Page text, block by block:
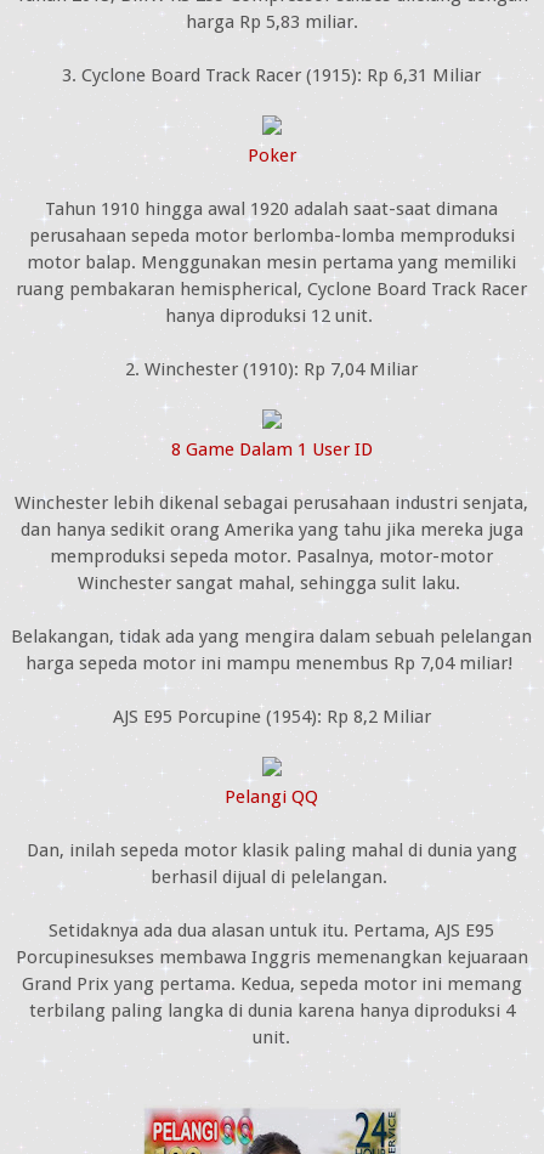
harga Rp 5,83 miliar.
3. Cyclone Board Track Racer (1915): Rp 6,31 Miliar
Poker
Tahun 1910 hingga awal 1920 adalah saat-saat dimana
perusahaan sepeda motor berlomba-lomba memproduksi
motor balap. Menggunakan mesin pertama yang memiliki
ruang pembakaran hemispherical, Cyclone Board Track Racer
hanya diproduksi 12 unit.
2. Winchester (1910): Rp 7,04 Miliar
8 Game Dalam 1 User ID
Winchester lebih dikenal sebagai perusahaan industri senjata,
dan hanya sedikit orang Amerika yang tahu jika mereka juga
memproduksi sepeda motor. Pasalnya, motor-motor
Winchester sangat mahal, sehingga sulit laku.
Belakangan, tidak ada yang mengira dalam sebuah pelelangan
harga sepeda motor ini mampu menembus Rp 7,04 miliar!
AJS E95 Porcupine (1954): Rp 8,2 Miliar
Pelangi QQ
Dan, inilah sepeda motor klasik paling mahal di dunia yang
berhasil dijual di pelelangan.
Setidaknya ada dua alasan untuk itu. Pertama, AJS E95
Porcupinesukses membawa Inggris memenangkan kejuaraan
Grand Prix yang pertama. Kedua, sepeda motor ini memang
terbilang paling langka di dunia karena hanya diproduksi 4
unit.